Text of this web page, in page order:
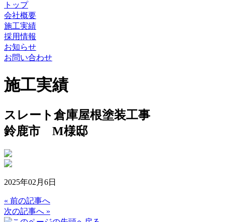
トップ
会社概要
施工実績
採用情報
お知らせ
お問い合わせ
施工実績
スレート倉庫屋根塗装工事
鈴鹿市 M様邸
2025年02月6日
« 前の記事へ
次の記事へ »